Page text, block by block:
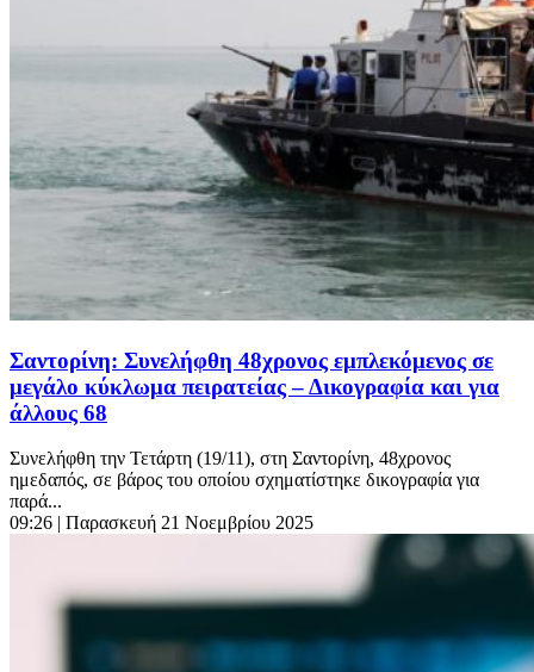
Σαντορίνη: Συνελήφθη 48χρονος εμπλεκόμενος σε
μεγάλο κύκλωμα πειρατείας – Δικογραφία και για
άλλους 68
Συνελήφθη την Τετάρτη (19/11), στη Σαντορίνη, 48χρονος
ημεδαπός, σε βάρος του οποίου σχηματίστηκε δικογραφία για
παρά...
09:26 | Παρασκευή 21 Νοεμβρίου 2025